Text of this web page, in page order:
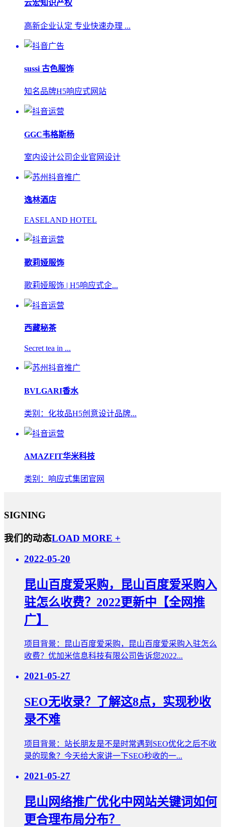
云宏知识产权
高新企业认定 专业快速办理 ...
sussi 古色服饰
知名品牌H5响应式网站
GGC韦格斯杨
室内设计公司企业官网设计
逸林酒店
EASELAND HOTEL
歌莉娅服饰
歌莉娅服饰 | H5响应式企...
西藏秘茶
Secret tea in ...
BVLGARI香水
类别：化妆品H5创意设计品牌...
AMAZFIT华米科技
类别：响应式集团官网
SIGNING
我们的动态LOAD MORE +
2022-05-20
昆山百度爱采购，昆山百度爱采购入
驻怎么收费？2022更新中【全网推
广】
项目背景：昆山百度爱采购，昆山百度爱采购入驻怎么
收费？优加米信息科技有限公司告诉您2022...
2021-05-27
SEO无收录？了解这8点，实现秒收
录不难
项目背景：站长朋友是不是时常遇到SEO优化之后不收
录的现象？今天给大家讲一下SEO秒收的一...
2021-05-27
昆山网络推广优化中网站关键词如何
更合理布局分布？